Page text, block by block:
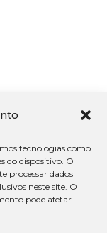
tecnologias como
do dispositivo. O
processar dados
neste site. O
pode afetar